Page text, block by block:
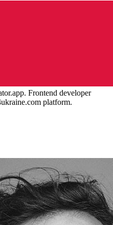
Frontend developer
platform.